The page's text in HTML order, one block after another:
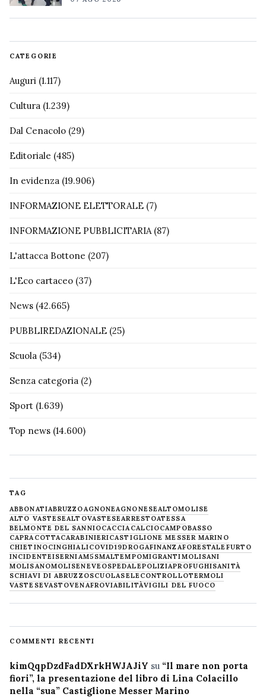
CATEGORIE
Auguri (1.117)
Cultura (1.239)
Dal Cenacolo (29)
Editoriale (485)
In evidenza (19.906)
INFORMAZIONE ELETTORALE (7)
INFORMAZIONE PUBBLICITARIA(87)
L'attacca Bottone (207)
L'Eco cartaceo (37)
News (42.665)
PUBBLIREDAZIONALE (25)
Scuola (534)
Senza categoria (2)
Sport (1.639)
Top news (14.600)
TAG
ABBONATIABRUZZOAGNONEAGNONESEALTOMOLISE
ALTO VASTESEALTOVASTESEARRESTOATESSA
BELMONTE DEL SANNIOCACCIACALCIOCAMPOBASSO
CAPRACOTTACARABINIERICASTIGLIONE MESSER MARINO
CHIETINOCINGHIALICOVID19DROGAFINANZAFORESTALE FURTO
INCIDENTEISERNIAM5SMALTEMPOMIGRANTIMOLISANI
MOLISANOMOLISENEVE OSPEDALEPOLIZIAPROFUGHISANITÀ
SCHIAVI DI ABRUZZOSCUOLASELECONTROLLOTERMOLI
VASTESEVASTOVENAFROVIABILITÀVIGILI DEL FUOCO
COMMENTI RECENTI
kimQqpDzdFadDXrkHWJAJiY su “Il mare non porta
fiori”, la presentazione del libro di Lina Colacillo
nella “sua” Castiglione Messer Marino